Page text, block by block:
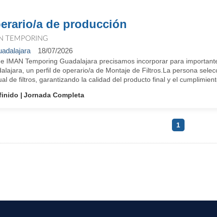
a de producción
TEMPORING
18/07/2026
IMAN Temporing Guadalajara precisamos incorporar para
un perfil de operario/a de Montaje de Filtros.La persona
de filtros, garantizando la calidad del producto final y el
Jornada Completa
1